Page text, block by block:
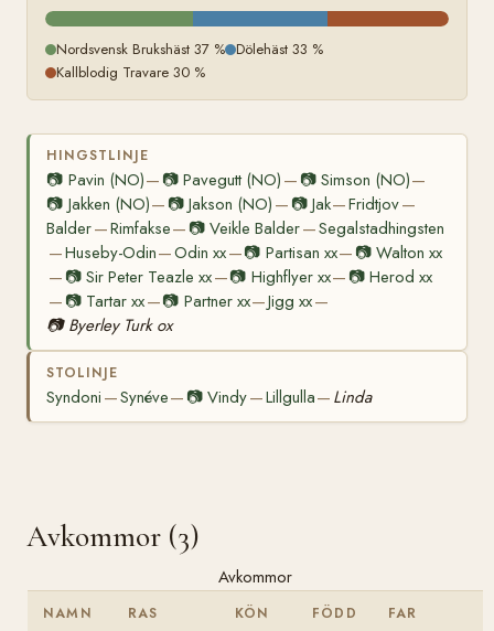
Nordsvensk Brukshäst 37 % Dölehäst 33 %
Kallblodig Travare 30 %
HINGSTLINJE
📷 Pavin (NO)— 📷Pavegutt (NO) — 📷 Simson (NO)—
📷 Jakken (NO)— 📷Jakson (NO) — 📷Jak—Fridtjov—
Balder—Rimfakse— 📷Veikle Balder—Segalstadhingsten
—Huseby-Odin—Odin xx—📷 Partisan xx— 📷Walton xx
— 📷Sir Peter Teazle xx—📷 Highflyer xx— 📷Herod xx
— 📷 Tartar xx—📷 Partner xx—Jigg xx—
📷 Byerley Turk ox
STOLINJE
Syndoni —Synéve— 📷Vindy—Lillgulla— Linda
Avkommor (3)
Avkommor
NAMN RAS KÖN FÖDD FAR